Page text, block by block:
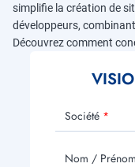
simplifie la création de
développeurs,
Découvrez comment
Société
Nom / Prénom